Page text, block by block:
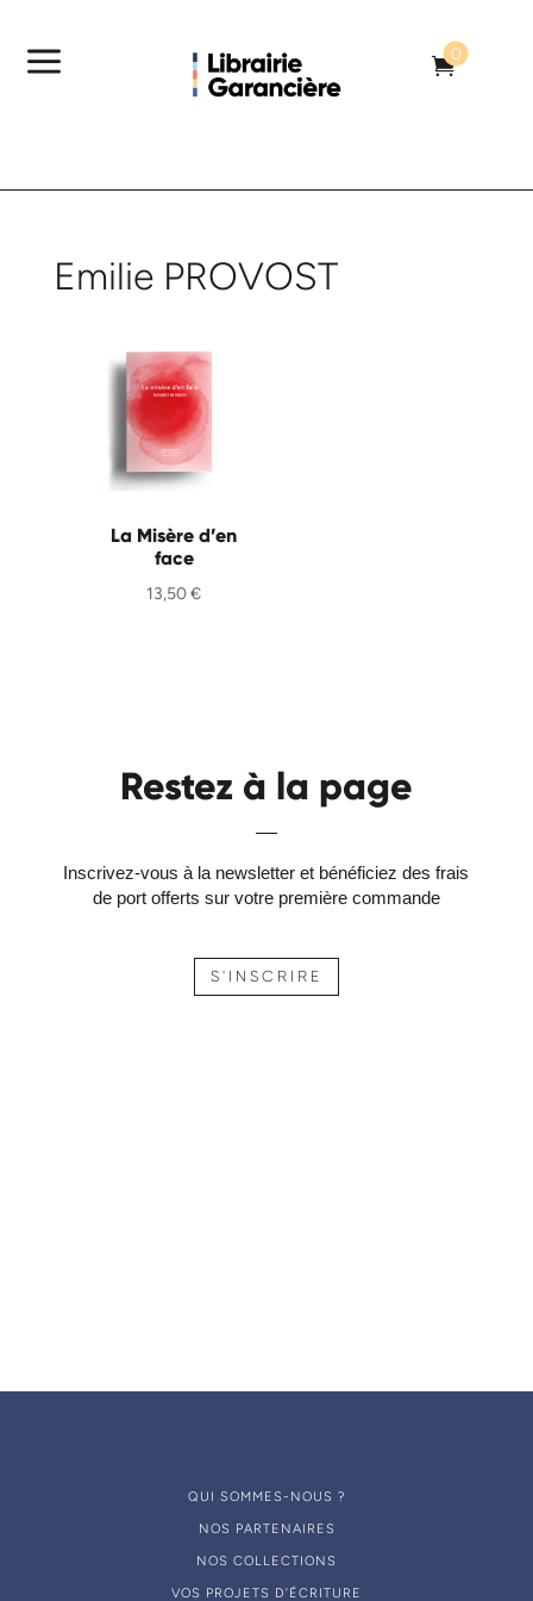
a 
0
Emilie PROVOST
La Misère d’en
face
13,50€
Restez à la page
Inscrivez-vous à la newsletter et bénéficiez des frais
de port offerts sur votre première commande
S'INSCRIRE
QUI SOMMES-NOUS ?
NOS PARTENAIRES
NOS COLLECTIONS
VOS PROJETS D’ÉCRITURE